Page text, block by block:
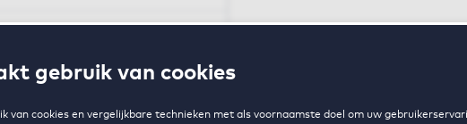
gebruik van cookies
van cookies en vergelijkbare technieken met als voornaamste doel om uw
en toewijzing